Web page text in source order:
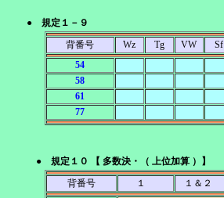
● 規定１－９
背番号
Wz Tg VW Sf
54
58
61
77
● 規定１０ 【 多数決・（ 上位加算 ）】
背番号
１ １＆２